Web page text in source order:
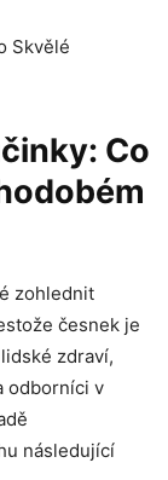
Co
zohlednit
česnek je
zdraví,
odborníci v
následující